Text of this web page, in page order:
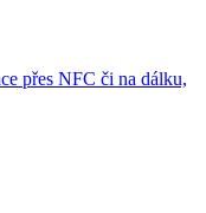
přes NFC či na dálku,